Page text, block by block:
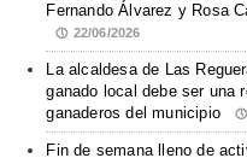
Fernando Álvarez y Rosa
22/06/2026
La alcaldesa de Las
ganado local debe ser una
ganaderos del municipio
Fin de semana lleno de